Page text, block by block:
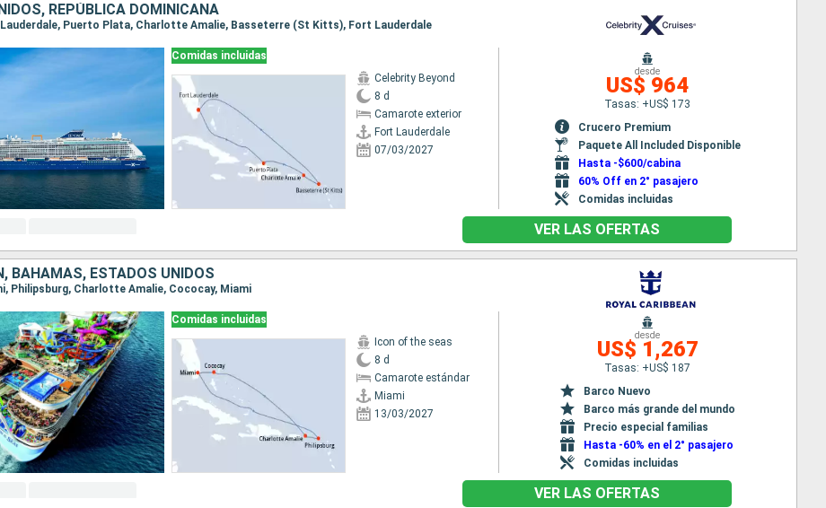
REPÚBLICA DOMINICANA
Puerto Plata, Charlotte Amalie, Basseterre (St Kitts), Fort Lauderdale
Comidas incluidas
Celebrity Beyond
8 d
Camarote exterior
Fort Lauderdale
07/03/2027
desde
US$ 964
Tasas: +US$ 173
Crucero Premium
Paquete All Included Disponible
Hasta -$600/cabina
60% Off en 2° pasajero
Comidas incluidas
VER LAS OFERTAS
BAHAMAS, ESTADOS UNIDOS
Philipsburg, Charlotte Amalie, Cococay, Miami
Comidas incluidas
Icon of the seas
8 d
Camarote estándar
Miami
13/03/2027
desde
US$ 1,267
Tasas: +US$ 187
Barco Nuevo
Barco más grande del mundo
Precio especial familias
Hasta -60% en el 2° pasajero
Comidas incluidas
VER LAS OFERTAS